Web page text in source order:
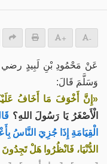
+ -
عَنْ مَحْمُودِ بْنِ لَبِيدٍ رضي
وَسَلَّمَ قَالَ:
«إِنَّ أَخْوَفَ مَا أَخَافُ
الْأَصْغَرُ يَا رَسُولَ اللهِ؟
الْقِيَامَةِ إِذَا جُزِيَ النَّاسُ
الدُّنْيَا، فَانْظُرُوا هَلْ